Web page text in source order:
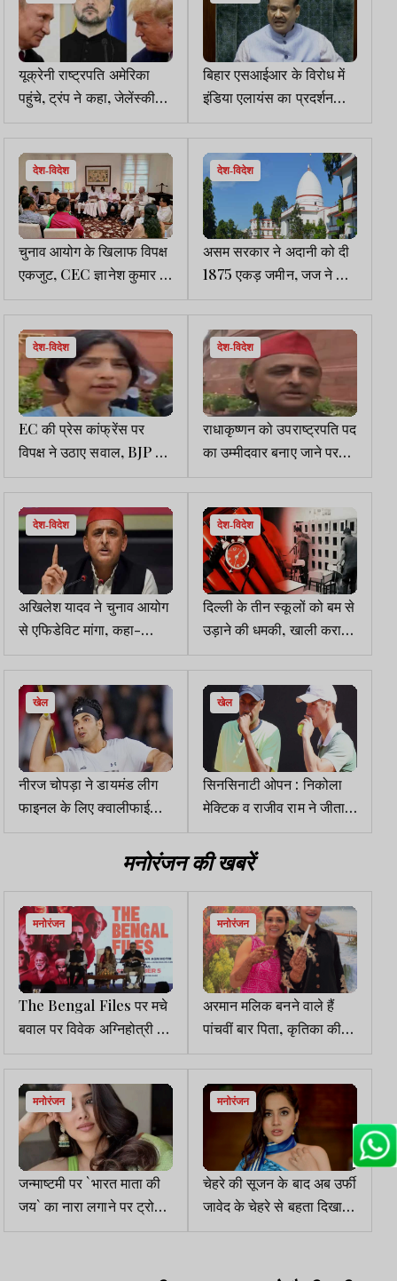
यूक्रेनी राष्ट्रपति अमेरिका
पहुंचे, ट्रंप ने कहा, जेलेंस्की
नाटो की सदस्यता, क्रीमिया
भूल जाये
बिहार एसआईआर के विरोध में
इंडिया एलायंस का प्रदर्शन
जारी, लोकसभा-राज्यसभा
हंगामे के कारण स्थगित
देश-विदेश
चुनाव आयोग के खिलाफ विपक्ष
एकजुट, CEC ज्ञानेश कुमार के
खिलाफ महाभियोग प्रस्ताव
लाने पर मंथन
देश-विदेश
असम सरकार ने अदानी को दी
1875 एकड़ जमीन, जज ने कहा
- पूरा जिला दे रहे हैं, बना
राजनीतिक मुद्दा
देश-विदेश
EC की प्रेस कांफ्रेंस पर
विपक्ष ने उठाए सवाल, BJP को
फायदा पहुंचाने का लगाया
आरोप
देश-विदेश
राधाकृष्णन को उपराष्ट्रपति पद
का उम्मीदवार बनाए जाने पर
सियासी सरगर्मी तेज
देश-विदेश
अखिलेश यादव ने चुनाव आयोग
से एफिडेविट मांगा, कहा-
भाजपा जाए तो सत्यता आए
देश-विदेश
दिल्ली के तीन स्कूलों को बम से
उड़ाने की धमकी, खाली कराया
गया कैंपस
खेल
नीरज चोपड़ा ने डायमंड लीग
फाइनल के लिए क्वालीफाई
किया
खेल
सिनसिनाटी ओपन : निकोला
मेक्टिक व राजीव राम ने जीता
मेंस डबल्स खिताब
मनोरंजन की खबरें
मनोरंजन
The Bengal Files पर मचे
बवाल पर विवेक अग्निहोत्री ने
की प्रेस कॉन्फ्रेंस, बोले- हमने
की 18 हजार पन्नों की रिसर्च
मनोरंजन
अरमान मलिक बनने वाले हैं
पांचवीं बार पिता, कृतिका की
प्रेग्नेंसी पोस्ट से मचा बवाल
मनोरंजन
जन्माष्टमी पर `भारत माता की
जय` का नारा लगाने पर ट्रोल
हुईं जाह्नवी कपूर, एक्ट्रेस ने
मनोरंजन
चेहरे की सूजन के बाद अब उर्फी
जावेद के चेहरे से बहता दिखा
खून, शेयर कियी पोस्ट